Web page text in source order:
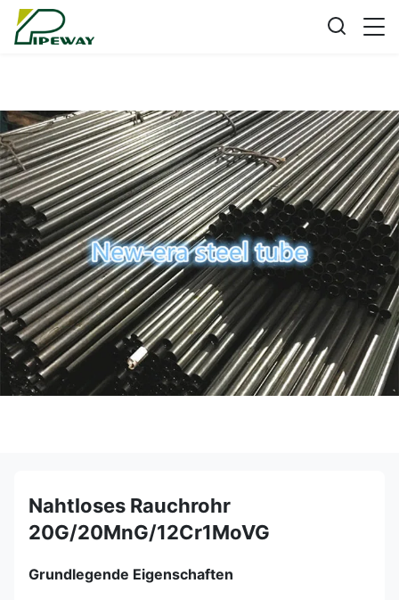
Nahtloses Rauchrohr
20G/20MnG/12Cr1MoVG
Grundlegende Eigenschaften